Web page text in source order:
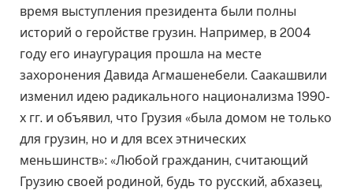
время выступления президента были полны
историй о геройстве грузин. Например, в 2004
году его инаугурация прошла на месте
захоронения Давида Агмашенебели. Саакашвили
изменил идею радикального национализма 1990-
х гг. и объявил, что Грузия «была домом не только
для грузин, но и для всех этнических
меньшинств»: «Любой гражданин, считающий
Грузию своей родиной, будь то русский, абхазец,